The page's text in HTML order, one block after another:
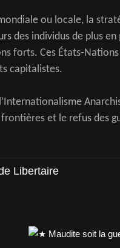
ou locale, la
des individus de plus
forts. Ces États-
capitalistes.
frontières et le refus des
Libertaire